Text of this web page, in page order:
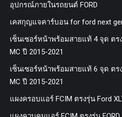
อุปกรณ์ภายในรถยนต์ FORD
เคสกุญแจคาร์บอน for ford next
เซ็นเซอร์หน้าพร้อมสายแท้ 4 จุด ตร
MC ปี 2015-2021
เซ็นเซอร์หน้าพร้อมสายแท้ 6 จุด ตร
MC ปี 2015-2021
แผงครอบแอร์ FCIM ตรงรุ่น Ford